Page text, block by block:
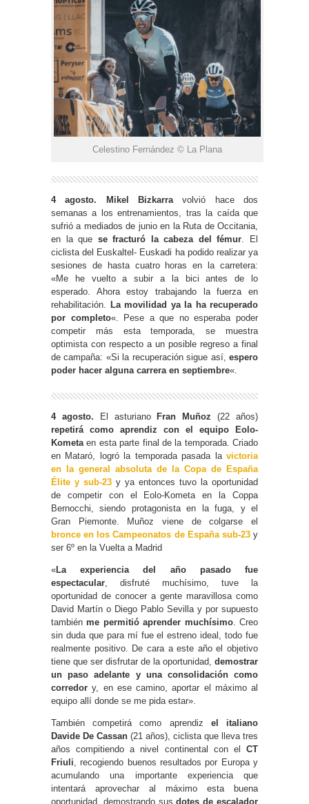
Celestino Fernández © La Plana
4 agosto. Mikel Bizkarra volvió hace dos
semanas a los entrenamientos, tras la caída que
sufrió a mediados de junio en la Ruta de Occitania,
en la que se fracturó la cabeza del fémur . El
ciclista del Euskaltel- Euskadi ha podido realizar ya
sesiones de hasta cuatro horas en la carretera:
«Me he vuelto a subir a la bici antes de lo
esperado. Ahora estoy trabajando la fuerza en
rehabilitación.
La movilidad ya la ha recuperado
por completo«. Pese a que no esperaba poder
competir más esta temporada, se muestra
optimista con respecto a un posible regreso a final
de campaña: «Si la recuperación sigue así, espero
poder hacer alguna carrera en septiembre«.
4 agosto. El asturiano Fran Muñoz (22 años)
repetirá como aprendiz con el equipo Eolo-
Kometa en esta parte final de la temporada. Criado
en Mataró, logró la temporada pasada la victoria
en la general absoluta de la Copa de España
Élite y sub-23 y ya entonces tuvo la oportunidad
de competir con el Eolo-Kometa en la Coppa
Bernocchi, siendo protagonista en la fuga, y el
Gran Piemonte. Muñoz viene de colgarse el
bronce en los Campeonatos de España sub-23y
ser 6º en la Vuelta a Madrid
« La experiencia del año pasado fue
espectacular , disfruté muchísimo, tuve la
oportunidad de conocer a gente maravillosa como
David Martín o Diego Pablo Sevilla y por supuesto
tambiénme permitió aprender muchísimo. Creo
sin duda que para mí fue el estreno ideal, todo fue
realmente positivo. De cara a este año el objetivo
tiene que ser disfrutar de la oportunidad, demostrar
un paso adelante y una consolidación como
corredor y, en ese camino, aportar el máximo al
equipo allí donde se me pida estar».
También competirá como aprendiz el italiano
Davide De Cassan (21 años), ciclista que lleva tres
años compitiendo a nivel continental con el CT
Friuli , recogiendo buenos resultados por Europa y
acumulando una importante experiencia que
intentará aprovechar al máximo esta buena
oportunidad, demostrando susdotes de escalador